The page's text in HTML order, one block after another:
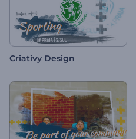
Criativy Design